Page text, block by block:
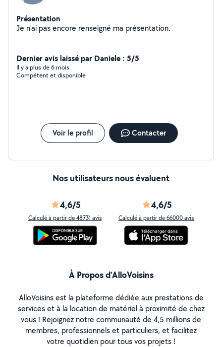
Présentation
Je n'ai pas encore renseigné ma présentation.
Dernier avis laissé par Daniele : 5/5
Il y a plus de 6 mois
Compétent et disponible
Voir le profil Contacter
Nos utilisateurs nous évaluent
4,6/5
Calculé à partir de 48731 avis
4,6/5
Calculé à partir de 66000 avis
À Propos d’AlloVoisins
AlloVoisins est la plateforme dédiée aux prestations de
services et à la location de matériel à proximité de chez
vous ! Rejoignez notre communauté de 4,5 millions de
membres, professionnels et particuliers, et facilitez
votre quotidien pour tous vos projets !